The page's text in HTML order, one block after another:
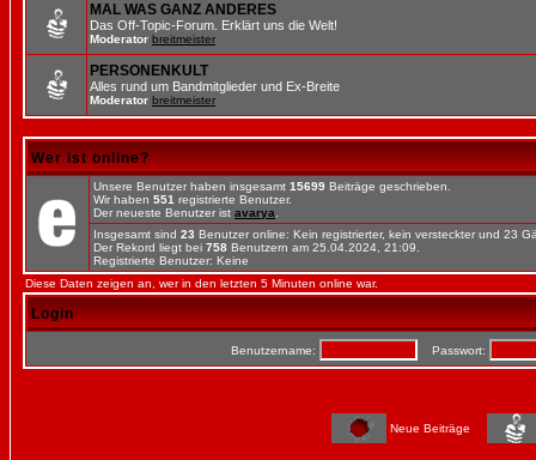
MAL WAS GANZ ANDERES
Das Off-Topic-Forum. Erklärt uns die Welt!
Moderator breitmeister
PERSONENKULT
Alles rund um Bandmitglieder und Ex-Breite
Moderator breitmeister
Wer ist online?
Unsere Benutzer haben insgesamt 15699 Beiträge geschrieben.
Wir haben 551 registrierte Benutzer.
Der neueste Benutzer ist avarya
Insgesamt sind 23 Benutzer online: Kein registrierter, kein versteckter und 23
Der Rekord liegt bei 758 Benutzern am 25.04.2024, 21:09.
Registrierte Benutzer: Keine
Diese Daten zeigen an, wer in den letzten 5 Minuten online war.
Login
Benutzername: Passwort:
Neue Beiträge